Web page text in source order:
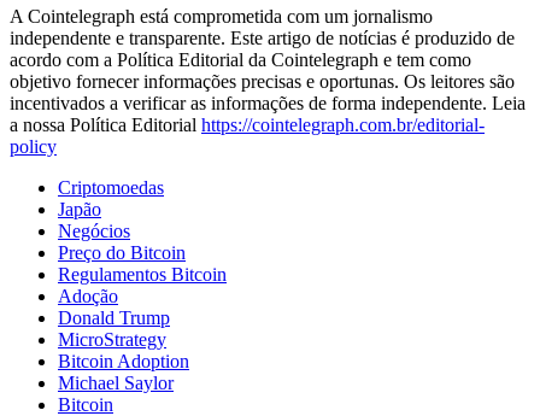
A Cointelegraph está comprometida com um jornalismo
independente e transparente. Este artigo de notícias é produzido de
acordo com a Política Editorial da Cointelegraph e tem como
objetivo fornecer informações precisas e oportunas. Os leitores são
incentivados a verificar as informações de forma independente. Leia
a nossa Política Editorial https://cointelegraph.com.br/editorial-
policy
Criptomoedas
Japão
Negócios
Preço do Bitcoin
Regulamentos Bitcoin
Adoção
Donald Trump
MicroStrategy
Bitcoin Adoption
Michael Saylor
Bitcoin